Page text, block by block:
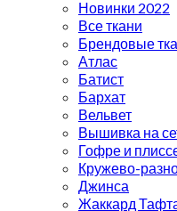
Новинки 2022
Все ткани
Брендовые
Атлас
Батист
Бархат
Вельвет
Вышивка на
Гофре и
Кружево-
Джинса
Жаккард